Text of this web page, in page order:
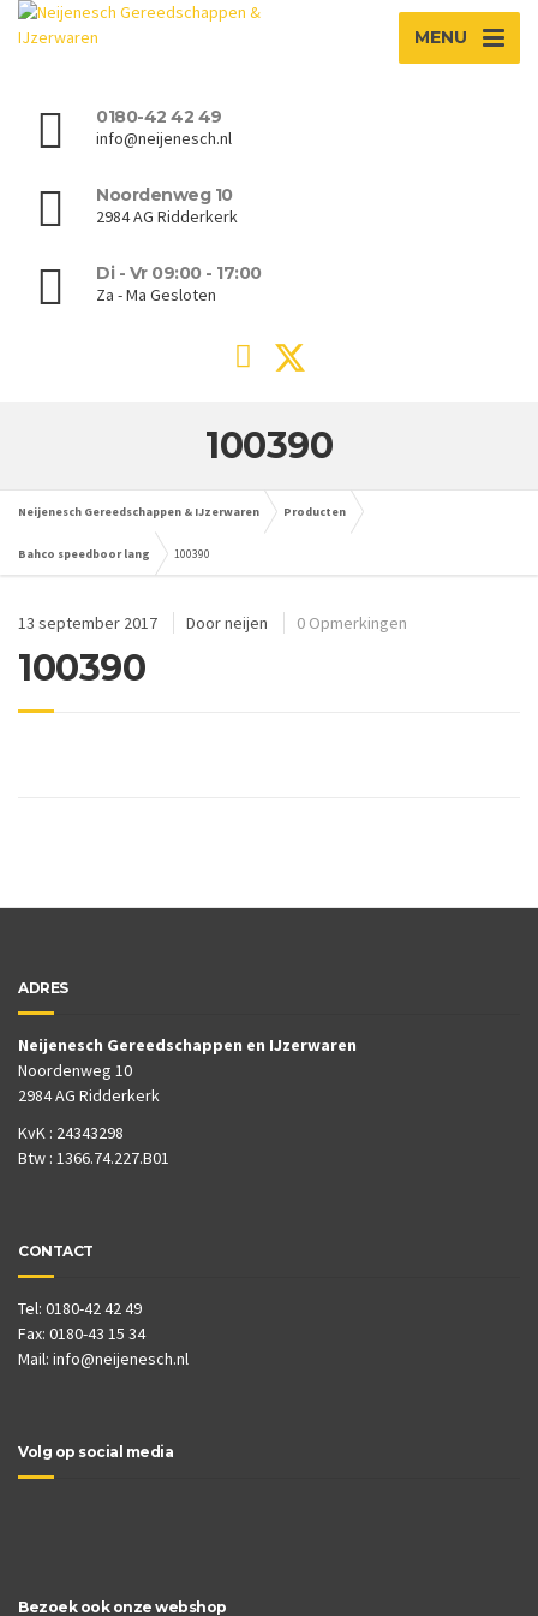
MENU
0180-42 42 49
info@neijenesch.nl
Noordenweg 10
2984 AG Ridderkerk
Di - Vr 09:00 - 17:00
Za - Ma Gesloten
100390
Neijenesch Gereedschappen & IJzerwaren Producten
Bahco speedboor lang 100390
13 september 2017 Doorneijen 0 Opmerkingen
100390
ADRES
Neijenesch Gereedschappen en IJzerwaren
Noordenweg 10
2984 AG Ridderkerk
KvK : 24343298
Btw : 1366.74.227.B01
CONTACT
Tel: 0180-42 42 49
Fax: 0180-43 15 34
Mail: info@neijenesch.nl
Volg op social media
Bezoek ook onze webshop